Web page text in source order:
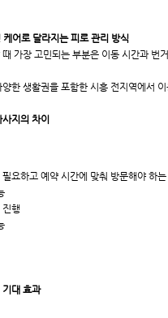
어로 달라지는 피로 관리 방식
가장 고민되는 부분은 이동 시간과
한 생활권을 포함한 시흥 전지역에서
지의 차이
요하고 예약 시간에 맞춰 방문해야 하
행
기대 효과